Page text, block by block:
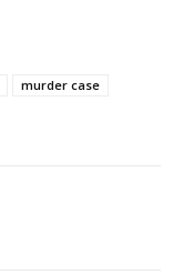
murder case